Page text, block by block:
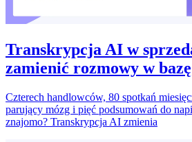
Transkrypcja AI w
zamienić rozmowy w
Czterech handlowców, 80 spotkań
parujący mózg i pięć podsumowań do
znajomo? Transkrypcja AI zmienia